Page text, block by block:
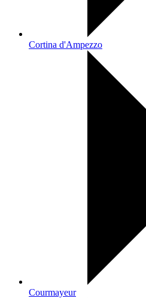
Cortina d'Ampezzo
Courmayeur